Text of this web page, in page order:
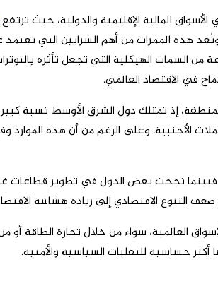
المالية الإقليمية والدولية، حيث ترتفع
هذه الممرات من أهم الشرايين التي تعتمد
السمات الهيكلية التي تجعل تأثره
في الاقتصاد العالمي.
إذ تمتلك دول الشرق الأوسط نسبة
الأجنبية. وعلى الرغم من أن هذه
فبينما نجحت بعض الدول في تطوير قطاعات
الاقتصادي إلى زيادة هشاشة الاقتصاد
العالمية، سواء من خلال تجارة الطاقة أو
حساسية للتقلبات السياسية والأمنية.